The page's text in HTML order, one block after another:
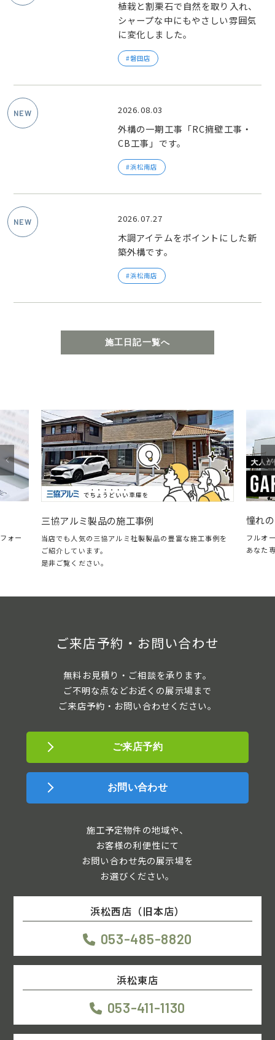
植栽と割栗石で自然を取り入れ、
シャープな中にもやさしい雰囲気
に変化しました。
磐田店
2026.08.03
外構の一期工事「RC擁壁工事・
CB工事」です。
浜松南店
2026.07.27
木調アイテムをポイントにした新
築外構です。
浜松南店
施工日記一覧へ
ォー
三協アルミ製品の施工事例
当店でも人気の三協アルミ社製製品の豊富な施工事例を
ご紹介しています。
是非ご覧ください。
憧れ
フルオ
あなた
ご来店予約・お問い合わせ
無料お見積り・ご相談を承ります。
ご不明な点などお近くの展示場まで
ご来店予約・お問い合わせください。
ご来店予約
お問い合わせ
施工予定物件の地域や、
お客様の利便性にて
お問い合わせ先の展示場を
お選びください。
浜松西店（旧本店）
053-485-8820
浜松東店
053-411-1130